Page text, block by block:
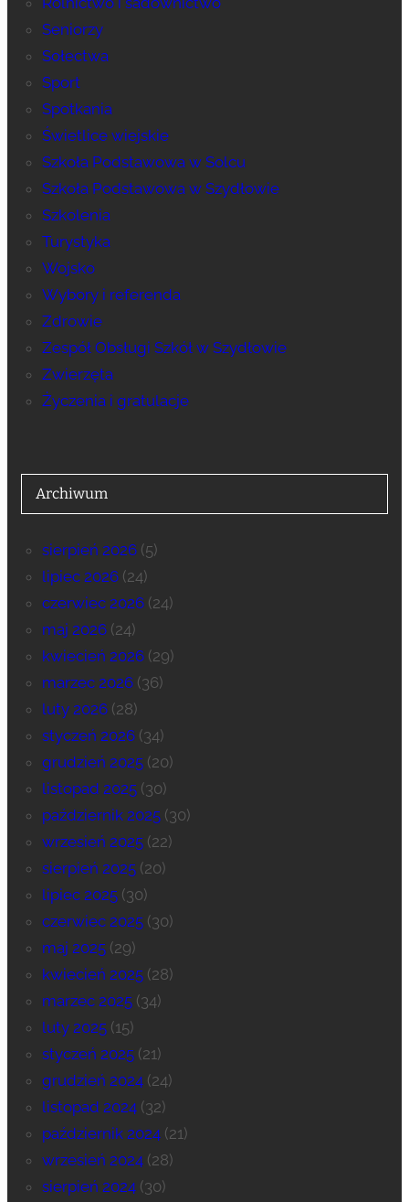
Seniorzy
Sołectwa
Sport
Spotkania
Świetlice wiejskie
Szkoła Podstawowa w Solcu
Szkoła Podstawowa w Szydłowie
Szkolenia
Turystyka
Wojsko
Wybory i referenda
Zdrowie
Zespół Obsługi Szkół w Szydłowie
Zwierzęta
Życzenia i gratulacje
Archiwum
sierpień 2026(5)
lipiec 2026(24)
czerwiec 2026(24)
maj 2026(24)
kwiecień 2026(29)
marzec 2026(36)
luty 2026(28)
styczeń 2026(34)
grudzień 2025(20)
listopad 2025(30)
październik 2025(30)
wrzesień 2025(22)
sierpień 2025(20)
lipiec 2025(30)
czerwiec 2025(30)
maj 2025(29)
kwiecień 2025(28)
marzec 2025(34)
luty 2025(15)
styczeń 2025(21)
grudzień 2024(24)
listopad 2024(32)
październik 2024(21)
wrzesień 2024(28)
sierpień 2024(30)